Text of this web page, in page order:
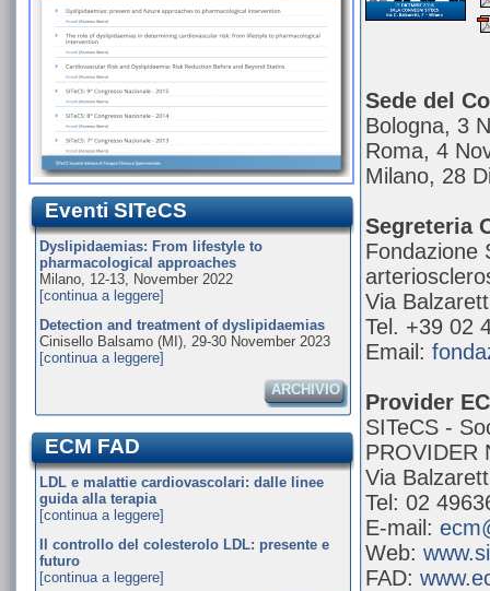
Eventi SITeCS
Dyslipidaemias: From lifestyle to
pharmacological approaches
Milano, 12-13, November 2022
[continua a leggere]
Detection and treatment of dyslipidaemias
Cinisello Balsamo (MI), 29-30 November 2023
[continua a leggere]
ARCHIVIO
ECM FAD
LDL e malattie cardiovascolari: dalle linee
guida alla terapia
[continua a leggere]
Il controllo del colesterolo LDL: presente e
futuro
[continua a leggere]
Sede del
Bologna, 3
Roma, 4
Milano, 28
Segreteria
Fondazione
Via
Tel. +39 02
Email:
Provider
SITeCS -
PROVIDER
Via
Tel: 02
E-mail:
Web:
FAD: